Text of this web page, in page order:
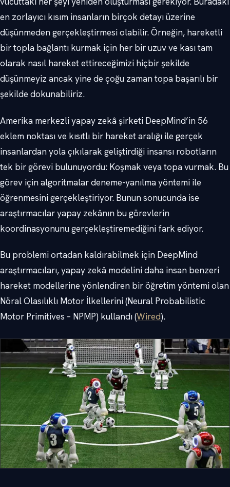
en zorlayıcı kısım insanların birçok detayı üzerine
düşünmeden gerçekleştirmesi olabilir. Örneğin, hareketli
bir topla bağlantı kurmak için her bir uzuv ve kası tam
olarak nasıl hareket ettireceğimizi hiçbir şekilde
düşünmeyiz ancak yine de çoğu zaman topa başarılı bir
şekilde dokunabiliriz.
Amerika merkezli yapay zekâ şirketi DeepMind’in 56
eklem noktası ve kısıtlı bir hareket aralığı ile gerçek
insanlardan yola çıkılarak geliştirdiği insansı robotların
tek bir görevi bulunuyordu: Koşmak veya topa vurmak. Bu
görev için algoritmalar deneme-yanılma yöntemi ile
öğrenmesini gerçekleştiriyor. Bunun sonucunda ise
araştırmacılar yapay zekânın bu görevlerin
koordinasyonunu gerçekleştiremediğini fark ediyor.
Bu problemi ortadan kaldırabilmek için DeepMind
araştırmacıları, yapay zekâ modelini daha insan benzeri
hareket modellerine yönlendiren bir öğretim yöntemi olan
Nöral Olasılıklı Motor İlkellerini (Neural Probabilistic
Motor Primitives – NPMP) kullandı (Wired).